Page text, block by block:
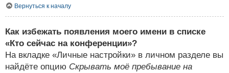
Вернуться к началу
Как избежать появления моего имени в списке
«Кто сейчас на конференции»?
На вкладке «Личные настройки» в личном разделе вы
найдёте опцию Скрывать моё пребывание на